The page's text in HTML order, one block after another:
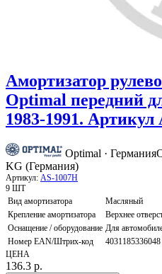
Амортизатор
Optimal передний
1983-1991. Артикул
Optimal · Германия
KG (Германия)
Артикул: AS-1007H
9 ШТ
Вид амортизатора
Масляный
Крепление амортизатора
Верхнее
Оснащение / оборудование Для
Номер EAN/Штрих-код
4031185336048
ЦЕНА
136.3 р.